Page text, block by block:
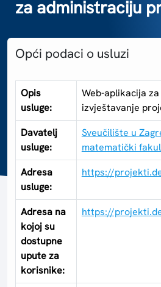
Za davatelje
Za matične
Kontakt
za administraciju
Opći podaci o usluzi
Opis
usluge:
Web-aplikacija
izvještavanje
Davatelj
usluge:
Sveučilište u
matematički
Adresa
usluge:
https://
Adresa na
kojoj su
dostupne
upute za
korisnike:
https://